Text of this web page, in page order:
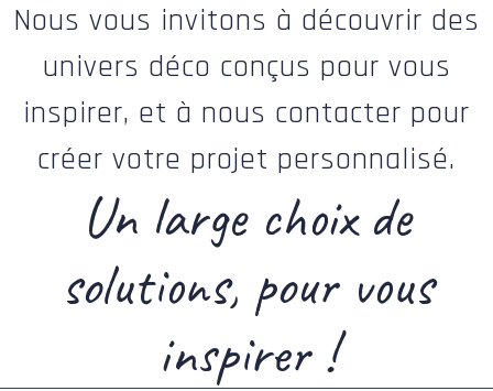
Nous vous invitons à découvrir des
univers déco conçus pour vous
inspirer, et à nous contacter pour
créer votre projet personnalisé.
Un large choix de
solutions, pour vous
inspirer !